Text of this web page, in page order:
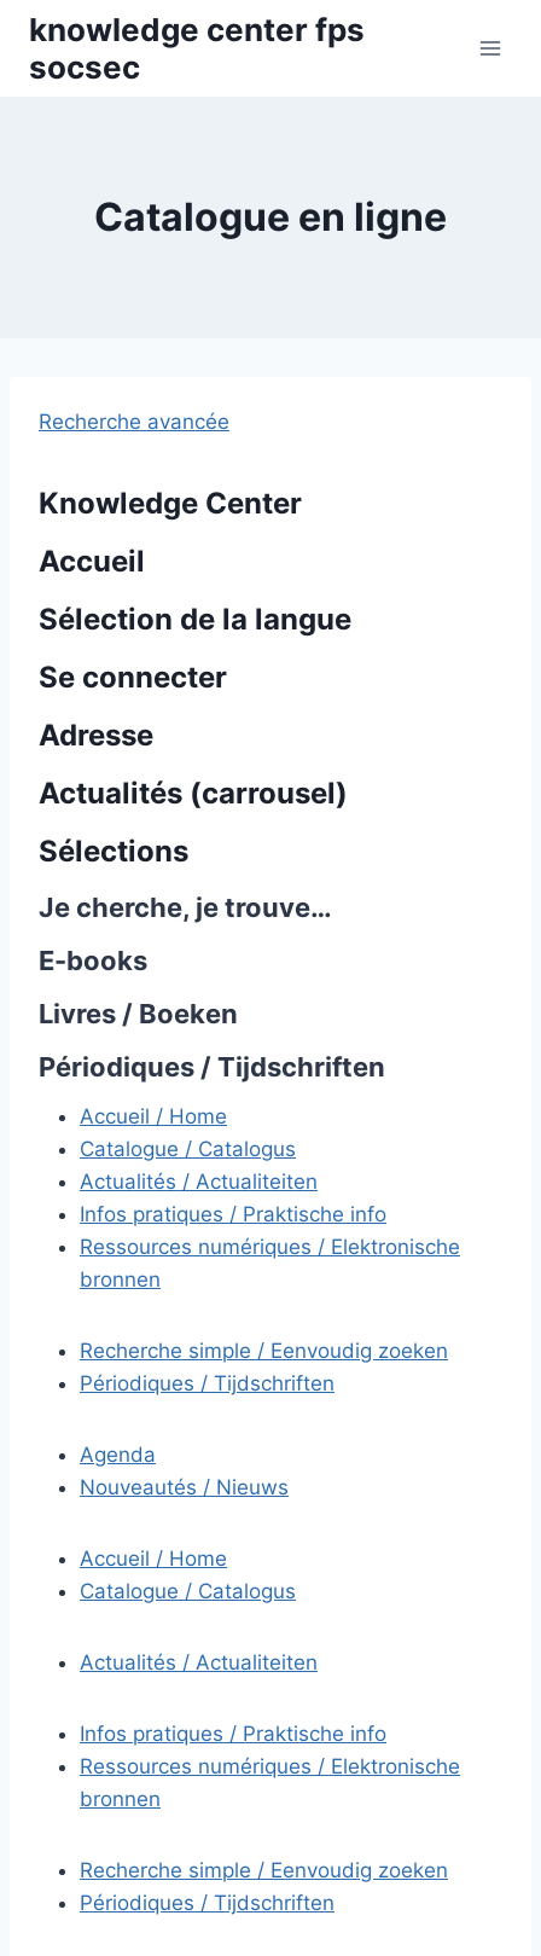
Skip
content
knowledge center fps
socsec
Catalogue en ligne
Recherche avancée
Knowledge Center
Accueil
Sélection de la langue
Se connecter
Adresse
Actualités (carrousel)
Sélections
Je cherche, je trouve…
E-books
Livres / Boeken
Périodiques / Tijdschriften
Accueil / Home
Catalogue / Catalogus
Actualités / Actualiteiten
Infos pratiques / Praktische info
Ressources numériques / Elektronische
bronnen
Recherche simple / Eenvoudig zoeken
Périodiques / Tijdschriften
Agenda
Nouveautés / Nieuws
Accueil / Home
Catalogue / Catalogus
Actualités / Actualiteiten
Infos pratiques / Praktische info
Ressources numériques / Elektronische
bronnen
Recherche simple / Eenvoudig zoeken
Périodiques / Tijdschriften